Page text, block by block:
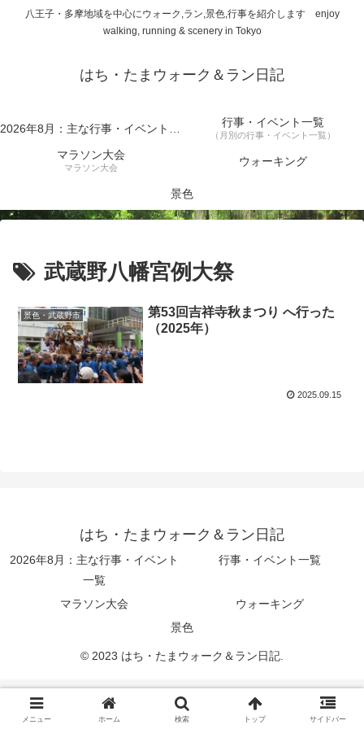
八王子・多摩地域を中心にウォーク,ラン,景色,行事を紹介します enjoy
walking, running & scenery in Tokyo
はち・たまウォーク＆ラン日記
2026年8月：主な行事・イベント一覧 行事・イベント一覧
（月別の行事・イベント一覧）
マラソン大会
マラソン大会 ウォーキング
景色
武蔵野八幡宮例大祭
景色・武蔵野市
第53回吉祥寺秋まつり へ行った
（2025年）
2025.09.15
はち・たまウォーク＆ラン日記
2026年8月：主な行事・イベント
一覧
行事・イベント一覧
マラソン大会
ウォーキング
景色
© 2023 はち・たまウォーク＆ラン日記.
メニュー ホーム 検索 トップ サイドバー